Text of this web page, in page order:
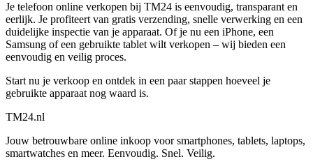
Je telefoon online verkopen bij TM24 is eenvoudig, transparant en
eerlijk. Je profiteert van gratis verzending, snelle verwerking en een
duidelijke inspectie van je apparaat. Of je nu een iPhone, een
Samsung of een gebruikte tablet wilt verkopen – wij bieden een
eenvoudig en veilig proces.
Start nu je verkoop en ontdek in een paar stappen hoeveel je
gebruikte apparaat nog waard is.
TM24.nl
Jouw betrouwbare online inkoop voor smartphones, tablets, laptops,
smartwatches en meer. Eenvoudig. Snel. Veilig.